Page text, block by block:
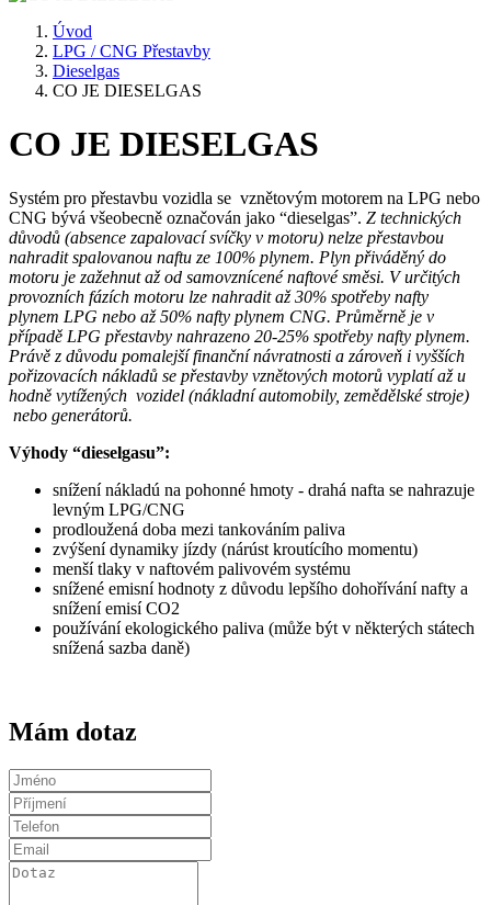
Úvod
LPG / CNG Přestavby
Dieselgas
CO JE DIESELGAS
CO JE DIESELGAS
Systém pro přestavbu vozidla se vznětovým motorem na LPG nebo
CNG bývá všeobecně označován jako “dieselgas”. Z technických
důvodů (absence zapalovací svíčky v motoru) nelze přestavbou
nahradit spalovanou naftu ze 100% plynem. Plyn přiváděný do
motoru je zažehnut až od samovznícené naftové směsi. V určitých
provozních fázích motoru lze nahradit až 30% spotřeby nafty
plynem LPG nebo až 50% nafty plynem CNG. Průměrně je v
případě LPG přestavby nahrazeno 20-25% spotřeby nafty plynem.
Právě z důvodu pomalejší finanční návratnosti a zároveň i vyšších
pořizovacích nákladů se přestavby vznětových motorů vyplatí až u
hodně vytížených vozidel (nákladní automobily, zemědělské stroje)
nebo generátorů.
Výhody “dieselgasu”:
snížení nákladú na pohonné hmoty - drahá nafta se nahrazuje
levným LPG/CNG
prodloužená doba mezi tankováním paliva
zvýšení dynamiky jízdy (nárúst kroutícího momentu)
menší tlaky v naftovém palivovém systému
snížené emisní hodnoty z důvodu lepšího dohořívání nafty a
snížení emisí CO2
používání ekologického paliva (může být v některých státech
snížená sazba daně)
Mám dotaz